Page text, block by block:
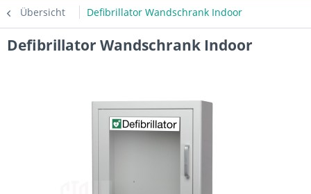
Übersicht Defibrillator Wandschrank Indoor
Defibrillator Wandschrank Indoor